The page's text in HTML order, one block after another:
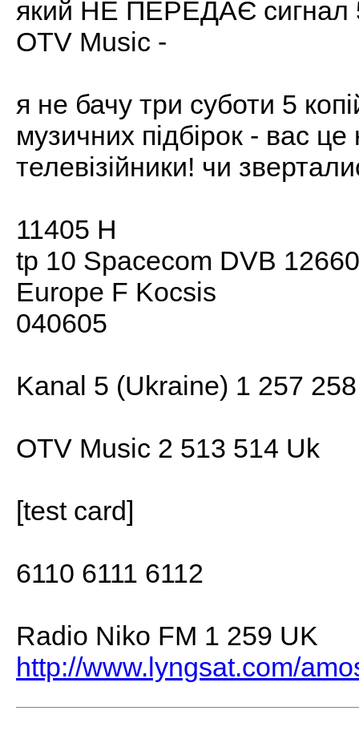
який НЕ ПЕРЕДАЄ сигнал 5
OTV Music -
я не бачу три суботи 5
музичних підбірок - вас це
телевізійники! чи
11405 H
tp 10 Spacecom DVB
Europe F Kocsis
040605
Kanal 5 (Ukraine) 1 257
OTV Music 2 513 514 Uk
[test card]
6110 6111 6112
Radio Niko FM 1 259 UK
http://www.lyngsat.com/